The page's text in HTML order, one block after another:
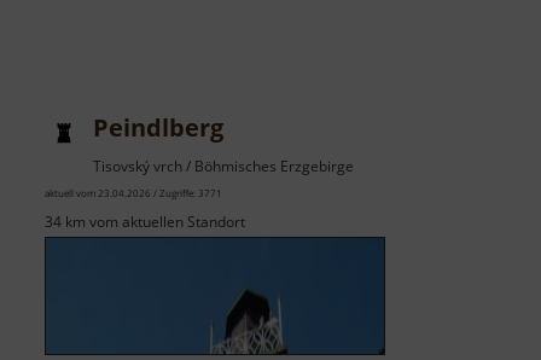
Peindlberg
Tisovský vrch / Böhmisches Erzgebirge
aktuell vom 23.04.2026 / Zugriffe: 3771
34 km vom aktuellen Standort